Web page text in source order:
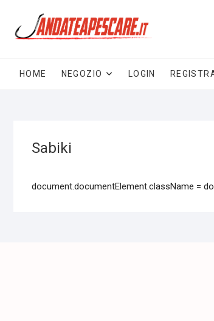
HOME NEGOZIO LOGIN
Sabiki
document.documentElement.className =